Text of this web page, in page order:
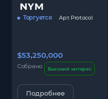
NYM
Торгуется Арт. Protocol
$53,250,000
Собрано Высокий интерес
Подробнее